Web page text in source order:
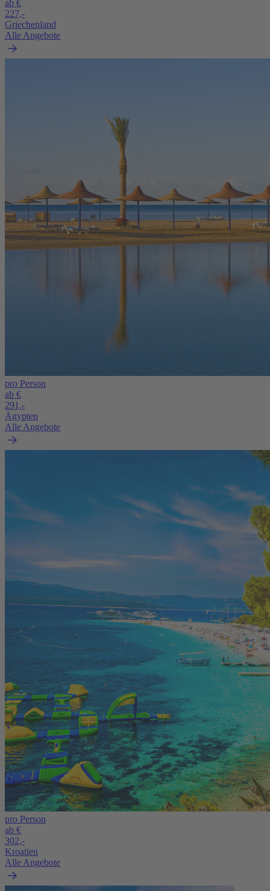
ab €
227,-
Griechenland
Alle Angebote
pro Person
ab €
291,-
Ägypten
Alle Angebote
pro Person
ab €
302,-
Kroatien
Alle Angebote